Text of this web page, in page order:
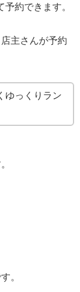
予約できます。
主さんが予約
ゆっくりラン
。